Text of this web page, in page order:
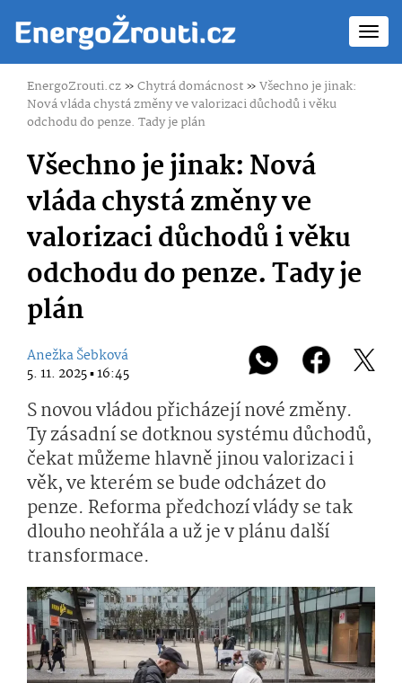
EnergoZrouti.cz»Chytrá domácnost»Všechno je jinak:
Nová vláda chystá změny ve valorizaci důchodů i věku
odchodu do penze. Tady je plán
Všechno je jinak: Nová
vláda chystá změny ve
valorizaci důchodů i věku
odchodu do penze. Tady je
plán
Anežka Šebková
5. 11. 2025 ▪ 16:45
S novou vládou přicházejí nové změny.
Ty zásadní se dotknou systému důchodů,
čekat můžeme hlavně jinou valorizaci i
věk, ve kterém se bude odcházet do
penze. Reforma předchozí vlády se tak
dlouho neohřála a už je v plánu další
transformace.